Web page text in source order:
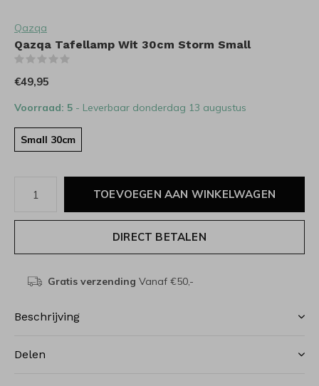
Qazqa
Qazqa Tafellamp Wit 30cm Storm Small
€49,95
Voorraad: 5 - Leverbaar donderdag 13 augustus
Small 30cm
TOEVOEGEN AAN WINKELWAGEN
DIRECT BETALEN
Gratis verzending Vanaf €50,-
Beschrijving
Delen